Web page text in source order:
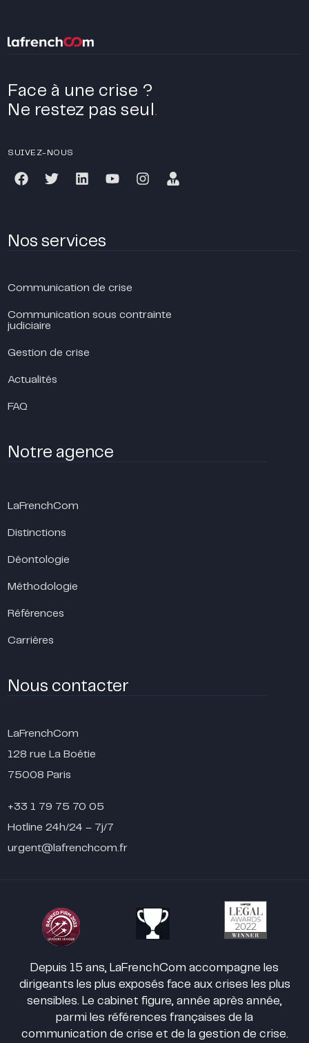
Face à une crise ?
Ne restez pas seul .
SUIVEZ-NOUS
Nos services
Communication de crise
Communication sous contrainte
judiciaire
Gestion de crise
Actualités
FAQ
Notre agence
LaFrenchCom
Distinctions
Déontologie
Méthodologie
Références
Carrières
Nous contacter
LaFrenchCom
128 rue La Boétie
75008 Paris
+33 1 79 75 70 05
Hotline 24h/24 – 7j/7
urgent@lafrenchcom.fr
Depuis 15 ans, LaFrenchCom accompagne les
dirigeants les plus exposés face aux crises les plus
sensibles. Le cabinet figure, année après année,
parmi les références françaises de la
communication de crise et de la gestion de crise.